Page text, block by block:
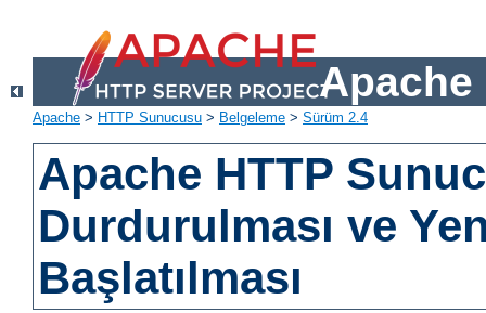
Apache
Apache > HTTP Sunucusu > Belgeleme > Sürüm 2.4
Apache HTTP
Durdurulması ve
Başlatılması